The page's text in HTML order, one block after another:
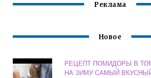
Реклама
Новое
РЕЦЕПТ ПОМИДОРЫ В
НА ЗИМУ САМЫЙ